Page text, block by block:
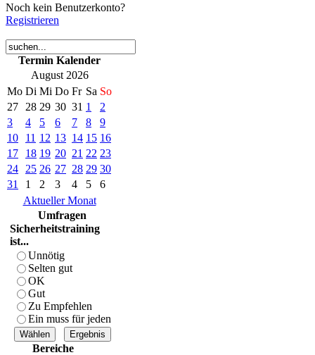
Noch kein Benutzerkonto?
Registrieren
Termin Kalender
August 2026
Mo Di Mi Do Fr Sa So
27
28 29 30 31 1
2
3
4 5 6 7 8
9
10
11 12 13 14 15 16
17
18 19 20 21 22 23
24
25 26 27 28 29 30
31
1 2 3 4 5
6
Aktueller Monat
Umfragen
Sicherheitstraining
ist...
Unnötig
Selten gut
OK
Gut
Zu Empfehlen
Ein muss für jeden
Bereiche